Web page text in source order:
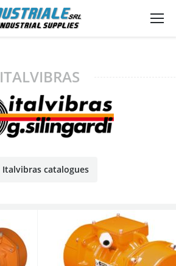
ITALVIBRAS
Italvibras catalogues